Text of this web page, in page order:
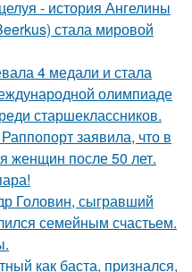
- история Ангелины
стала мировой
4 медали и стала
олимпиаде
старшеклассников.
заявила, что в
женщин после 50 лет.
Головин, сыгравший
семейным счастьем.
как баста, признался,